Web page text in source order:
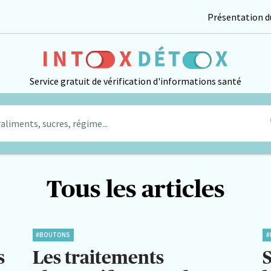
Service gratuit de vérification d'informations santé
Présentation
sucres, régime...
Tous les articles
#BOUTONS
Les traitements